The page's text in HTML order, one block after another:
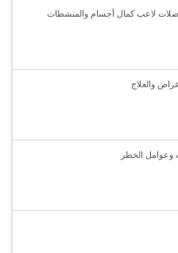
لاعب كمال أجسام والمنشطات
والعلاج
وعوامل الخطر